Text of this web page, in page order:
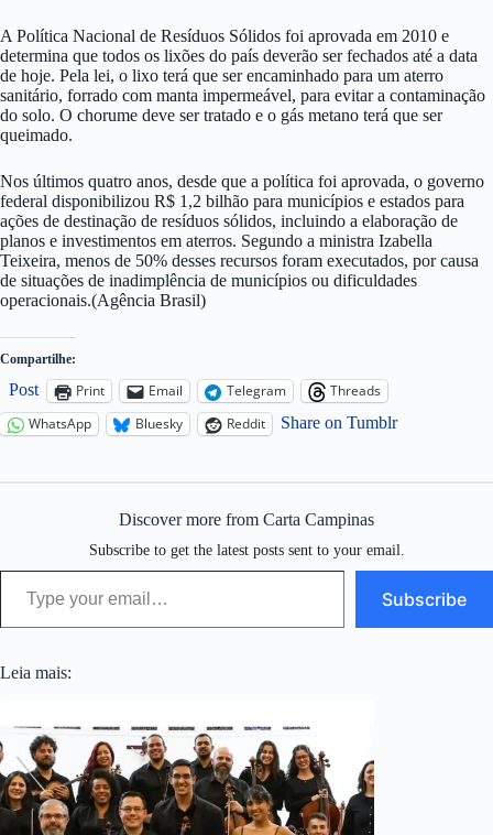
A Política Nacional de Resíduos Sólidos foi aprovada em 2010 e
determina que todos os lixões do país deverão ser fechados até a data
de hoje. Pela lei, o lixo terá que ser encaminhado para um aterro
sanitário, forrado com manta impermeável, para evitar a contaminação
do solo. O chorume deve ser tratado e o gás metano terá que ser
queimado.
Nos últimos quatro anos, desde que a política foi aprovada, o governo
federal disponibilizou R$ 1,2 bilhão para municípios e estados para
ações de destinação de resíduos sólidos, incluindo a elaboração de
planos e investimentos em aterros. Segundo a ministra Izabella
Teixeira, menos de 50% desses recursos foram executados, por causa
de situações de inadimplência de municípios ou dificuldades
operacionais.(Agência Brasil)
Compartilhe:
Post Print Email Telegram
Threads
WhatsApp
Bluesky Reddit Share on Tumblr
Discover more from Carta Campinas
Subscribe to get the latest posts sent to your email.
Type your email…
Subscribe
Leia mais: